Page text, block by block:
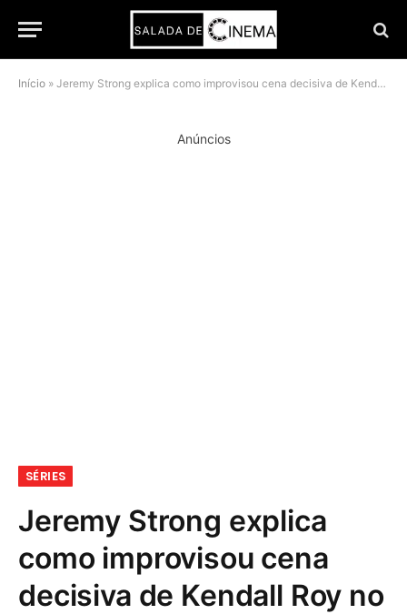
Início » Jeremy Strong explica como improvisou cena decisiva de Kendall Roy no final da 1ª temporada de Succession
Anúncios
SÉRIES
Jeremy Strong explica
como improvisou cena
decisiva de Kendall Roy no